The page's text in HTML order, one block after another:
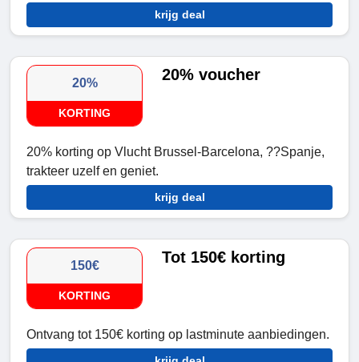
krijg deal
20%
KORTING
20% voucher
20% korting op Vlucht Brussel-Barcelona, ??Spanje,
trakteer uzelf en geniet.
krijg deal
150€
KORTING
Tot 150€ korting
Ontvang tot 150€ korting op lastminute aanbiedingen.